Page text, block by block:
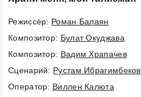
Режиссёр: Роман Балаян
Композитор: Булат Окуджава
Композитор: Вадим Храпачев
Cценарий: Рустам Ибрагимбеков
Оператор: Виллен Калюта